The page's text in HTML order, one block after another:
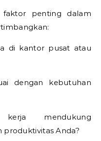
faktor penting dalam
di kantor pusat atau
dengan kebutuhan
mendukung
Anda?